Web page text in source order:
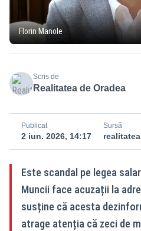
Florin Manole
Scris de
Realitatea de Oradea
Publicat
2 iun. 2026, 14:17
Sursă
Este scandal pe legea
Muncii face acuzații la
susține că acesta
atrage atenția că zeci de